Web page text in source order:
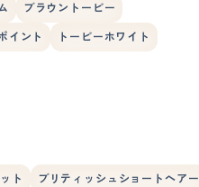
ブラウントービー
イント トービーホワイト
ト ブリティッシュショートヘアー